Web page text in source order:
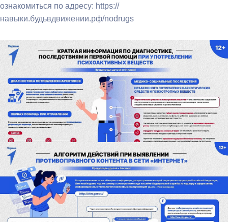
ознакомиться по адресу: https://
навыки.будьвдвижении.рф/nodrugs